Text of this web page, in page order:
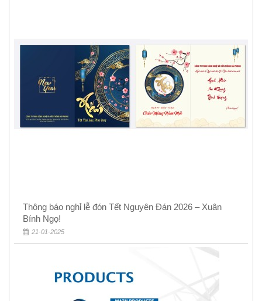
Thông báo nghỉ lễ đón Tết Nguyên Đán 2026 – Xuân
Bính Ngọ!
21-01-2025